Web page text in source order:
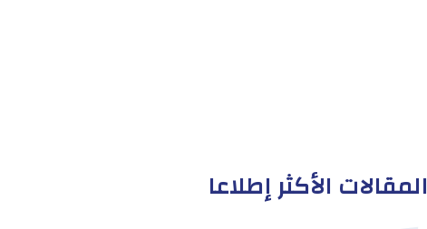
المقالات الأكثر إطلاعا